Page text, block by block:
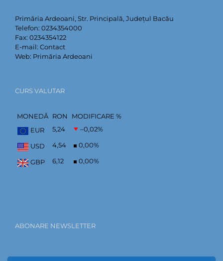
Primăria Ardeoani, Str. Principală, Județul Bacău
Telefon: 0234354000
Fax: 0234354122
E-mail: Contact
Web: Primăria Ardeoani
CURS VALUTAR
MONEDĂ RON
MODIFICARE %
EUR
5,24 –0,02%
USD 4,54 0,00%
GBP 6,12 0,00%
ABONARE NEWSLETTER